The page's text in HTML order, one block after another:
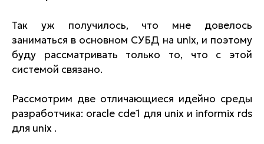
Так уж получилось, что мне довелось
заниматься в основном СУБД на unix, и поэтому
буду рассматривать только то, что с этой
системой связано.
Рассмотрим две отличающиеся идейно среды
разработчика: oracle cde1 для unix и informix rds
для unix .